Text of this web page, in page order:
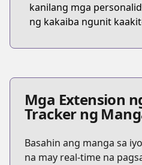
kanilang mga
ng kakaiba ngunit
Mga Extension
Tracker ng
Basahin ang manga sa
na may real-time na